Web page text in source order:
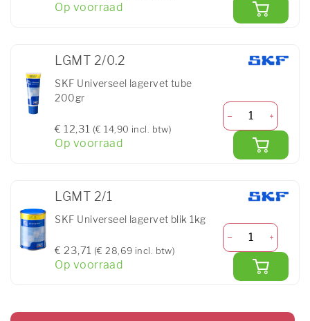
Op voorraad
LGMT 2/0.2
SKF Universeel lagervet tube
200gr
€ 12,31 (€ 14,90 incl. btw)
Op voorraad
LGMT 2/1
SKF Universeel lagervet blik 1kg
€ 23,71 (€ 28,69 incl. btw)
Op voorraad